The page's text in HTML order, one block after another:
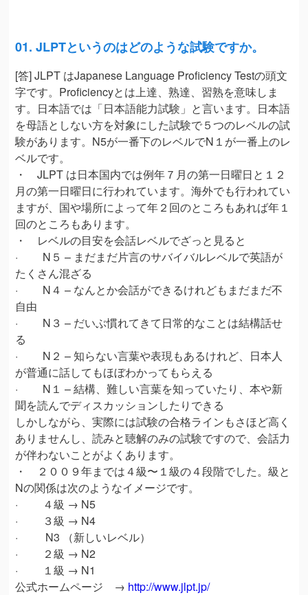
01. JLPTというのはどのような試験ですか。
[答] JLPT はJapanese Language Proficiency Testの頭文
字です。Proficiencyとは上達、熟達、習熟を意味しま
す。日本語では「日本語能力試験」と言います。日本語
を母語としない方を対象にした試験で５つのレベルの試
験があります。N5が一番下のレベルでN１が一番上のレ
ベルです。
・ JLPT は日本国内では例年７月の第一日曜日と１２
月の第一日曜日に行われています。海外でも行われてい
ますが、国や場所によって年２回のところもあれば年１
回のところもあります。
・ レベルの目安を会話レベルでざっと見ると
· N５ – まだまだ片言のサバイバルレベルで英語が
たくさん混ざる
· N４ – なんとか会話ができるけれどもまだまだ不
自由
· N３ – だいぶ慣れてきて日常的なことは結構話せ
る
· N２ – 知らない言葉や表現もあるけれど、日本人
が普通に話してもほぼわかってもらえる
· N１ – 結構、難しい言葉を知っていたり、本や新
聞を読んでディスカッションしたりできる
しかしながら、実際には試験の合格ラインもさほど高く
ありませんし、読みと聴解のみの試験ですので、会話力
が伴わないことがよくあります。
・ ２００９年までは４級〜１級の４段階でした。級と
Nの関係は次のようなイメージです。
· ４級 → N5
· ３級 → N4
· N3 （新しいレベル）
· ２級 → N2
· １級 → N1
公式ホームページ → http://www.jlpt.jp/